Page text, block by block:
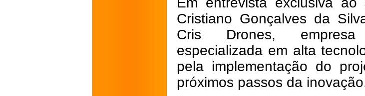
Cristiano Gonçalves da
Cris Drones, empresa
especializada em alta
pela implementação do
próximos passos da